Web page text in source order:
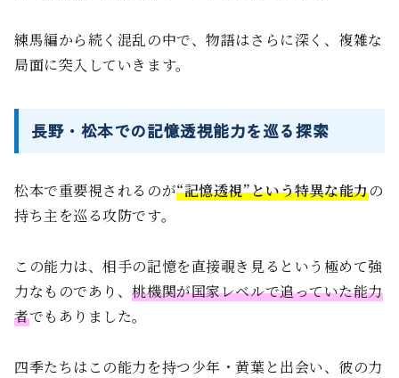
練馬編から続く混乱の中で、物語はさらに深く、複雑な
局面に突入していきます。
長野・松本での記憶透視能力を巡る探索
松本で重要視されるのが“記憶透視”という特異な能力の
持ち主を巡る攻防です。
この能力は、相手の記憶を直接覗き見るという極めて強
力なものであり、桃機関が国家レベルで追っていた能力
者でもありました。
四季たちはこの能力を持つ少年・黄葉と出会い、彼の力